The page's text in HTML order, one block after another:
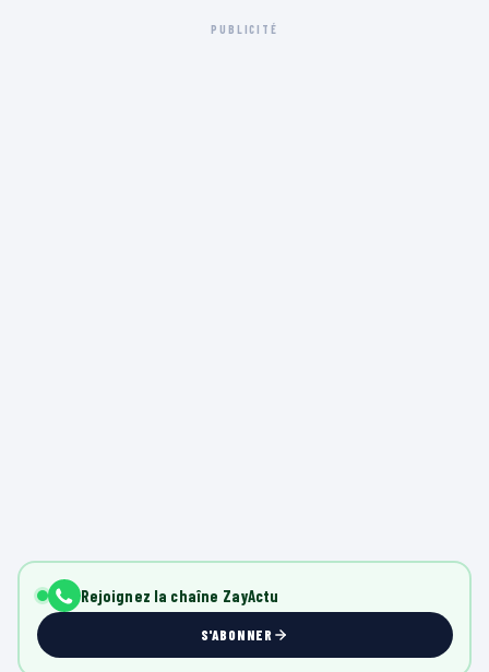
PUBLICITÉ
Rejoignez la chaîne ZayActu
S'ABONNER